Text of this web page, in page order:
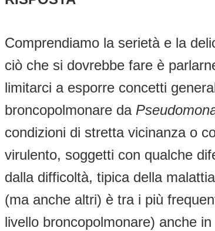
Comprendiamo la serietà e la
ciò che si dovrebbe fare è
limitarci a esporre concetti
broncopolmonare da
condizioni di stretta vicinanza o
virulento, soggetti con qualche
dalla difficoltà, tipica della
(ma anche altri) è tra i più
livello broncopolmonare) anche